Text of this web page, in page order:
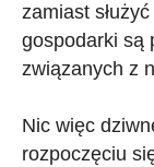
zamiast
gospodarki są
związanych z
Nic więc
rozpoczęciu